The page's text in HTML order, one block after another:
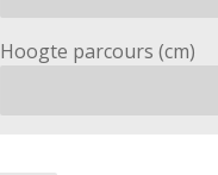
Hoogte parcours (cm)